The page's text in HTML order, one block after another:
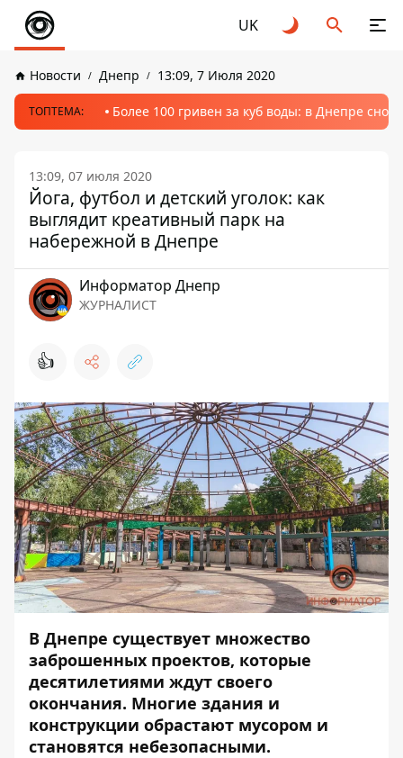
UK
Новости Днепр 13:09, 7 Июля 2020
ТОПТЕМА: Более 100 гривен за куб воды: в Днепре
13:09, 07 июля 2020
Йога, футбол и детский уголок: как
выглядит креативный парк на
набережной в Днепре
Информатор Днепр
ЖУРНАЛИСТ
👍
В Днепре существует множество
заброшенных проектов, которые
десятилетиями ждут своего
окончания. Многие здания и
конструкции обрастают мусором и
становятся небезопасными.